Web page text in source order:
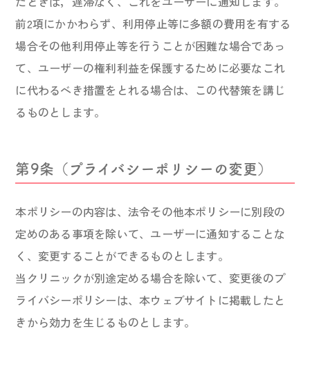
前2項にかかわらず、利用停止等に多額の費用を有する
場合その他利用停止等を行うことが困難な場合であっ
て、ユーザーの権利利益を保護するために必要なこれ
に代わるべき措置をとれる場合は、この代替策を講じ
るものとします。
第9条（プライバシーポリシーの変更）
本ポリシーの内容は、法令その他本ポリシーに別段の
定めのある事項を除いて、ユーザーに通知することな
く、変更することができるものとします。
当クリニックが別途定める場合を除いて、変更後のプ
ライバシーポリシーは、本ウェブサイトに掲載したと
きから効力を生じるものとします。